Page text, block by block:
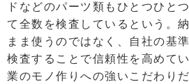
ドなどのパーツ類もひとつひと
て全数を検査しているという。
まま使うのではなく、自社の基
検査することで信頼性を高めて
業のモノ作りへの強いこだわり